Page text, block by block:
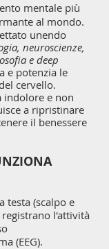
mentale più
al mondo.
unendo
neuroscienze,
e deep
e potenzia le
cervello.
indolore e non
a ripristinare
il benessere
testa (scalpo e
l'attività
(EEG).